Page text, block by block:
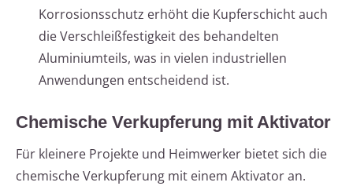
Korrosionsschutz erhöht die Kupferschicht auch
die Verschleißfestigkeit des behandelten
Aluminiumteils, was in vielen industriellen
Anwendungen entscheidend ist.
Chemische Verkupferung mit Aktivator
Für kleinere Projekte und Heimwerker bietet sich die
chemische Verkupferung mit einem Aktivator an.